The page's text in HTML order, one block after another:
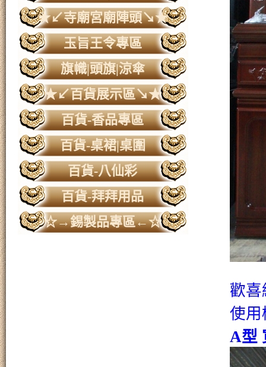
★↙寺廟宮廟陣頭↘★
玉旨王令專區
旗幟|頭旗|涼傘
★↙百貨展示區↘★
百貨-香品專區
百貨-桌裙|桌圍
百貨-八仙彩
百貨-拜拜用品
☆→錫製品專區←☆
歡
使用
A型